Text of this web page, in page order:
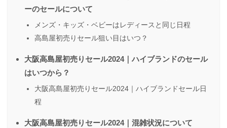
ーのセールについて
メンズ・キッズ・ベビーはレディースと同じ日程
高島屋初売りセール狙い目はいつ？
大阪高島屋初売りセール2024｜ハイブランドのセール
はいつから？
大阪高島屋初売りセール2024｜ハイブランドセール日
程
大阪高島屋初売りセール2024｜混雑状況について